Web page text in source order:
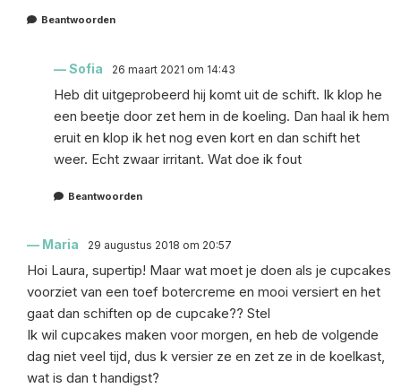
Beantwoorden
Sofia 26 maart 2021 om 14:43
Heb dit uitgeprobeerd hij komt uit de schift. Ik klop he
een beetje door zet hem in de koeling. Dan haal ik hem
eruit en klop ik het nog even kort en dan schift het
weer. Echt zwaar irritant. Wat doe ik fout
Beantwoorden
Maria 29 augustus 2018 om 20:57
Hoi Laura, supertip! Maar wat moet je doen als je cupcakes
voorziet van een toef botercreme en mooi versiert en het
gaat dan schiften op de cupcake?? Stel
Ik wil cupcakes maken voor morgen, en heb de volgende
dag niet veel tijd, dus k versier ze en zet ze in de koelkast,
wat is dan t handigst?